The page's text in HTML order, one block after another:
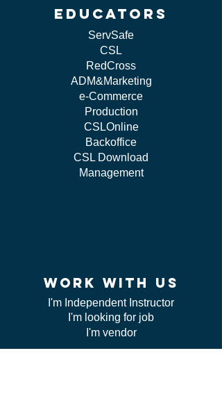
educators
ServSafe
CSL
RedCross
ADM&Marketing
e-Commerce
Production
CSLOnline
Backoffice
CSL Download
Management
work WITH US
I'm Independent Instructor
I'm looking for job
I'm vendor